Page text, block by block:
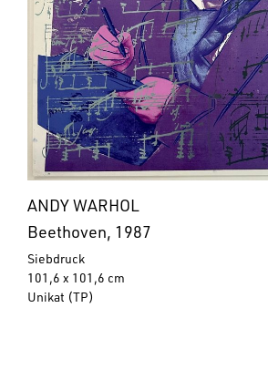
ANDY WARHOL
Beethoven, 1987
Siebdruck
101,6 x 101,6 cm
Unikat (TP)